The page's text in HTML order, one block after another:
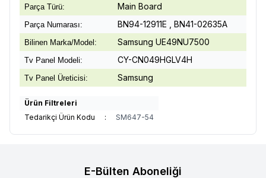
Parça Türü: Main Board
Parça Numarası: BN94-12911E , BN41-02635A
Bilinen Marka/Model: Samsung UE49NU7500
Tv Panel Modeli: CY-CN049HGLV4H
Tv Panel Üreticisi: Samsung
Ürün Filtreleri
Tedarikçi Ürün Kodu
: SM647-54
E-Bülten Aboneliği